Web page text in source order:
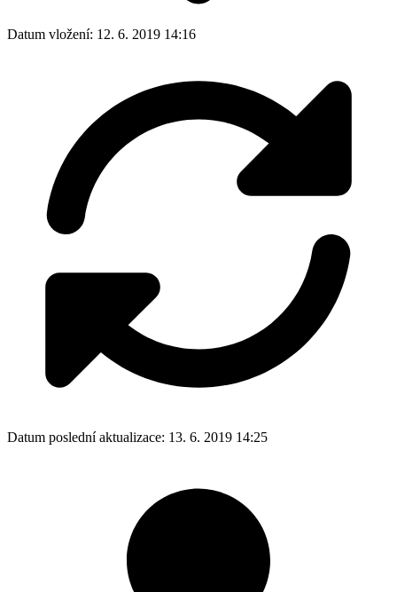
Datum vložení: 12. 6. 2019 14:16
Datum poslední aktualizace: 13. 6. 2019 14:25